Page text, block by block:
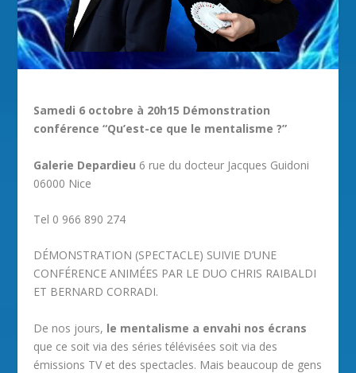
Samedi 6 octobre à 20h15 Démonstration
conférence “Qu’est-ce que le mentalisme ?”
Galerie Depardieu 6 rue du docteur Jacques Guidoni
06000 Nice
Tel 0 966 890 274
DÉMONSTRATION (SPECTACLE) SUIVIE D’UNE
CONFÉRENCE ANIMÉES PAR LE DUO CHRIS RAIBALDI
ET BERNARD CORRADI.
De nos jours, le mentalisme a envahi nos écrans
que ce soit via des séries télévisées soit via des
émissions TV et des spectacles. Mais beaucoup de gens